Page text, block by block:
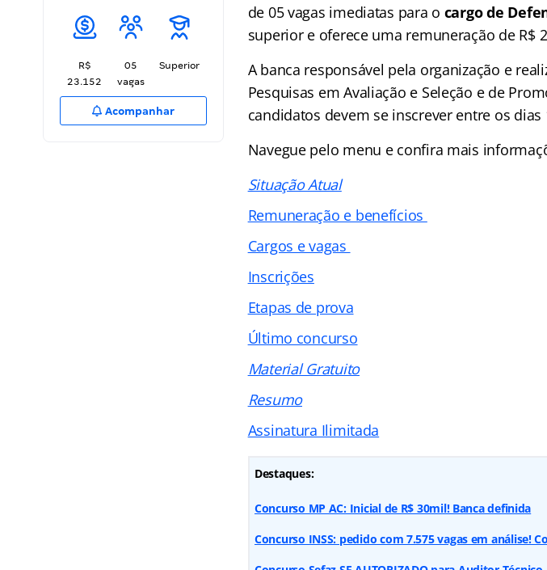
R$
23.152
05
vagas
Superior
Acompanhar
de 05 vagas imediatas para o cargo de
superior e oferece uma remuneração de R$
A banca responsável pela organização e
Pesquisas em Avaliação e Seleção e de
candidatos devem se inscrever entre os
Navegue pelo menu e confira mais
Situação Atual
Remuneração e benefícios
Cargos e vagas
Inscrições
Etapas de prova
Último concurso
Material Gratuito
Resumo
Assinatura Ilimitada
Destaques:
Concurso MP AC: Inicial de R$ 30mil! Banca definida
Concurso INSS: pedido com 7.575 vagas em análise!